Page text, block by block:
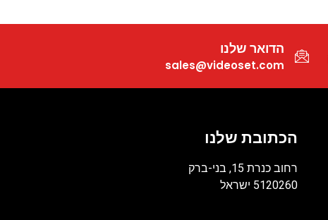
הדואר שלנו
sales@videoset.com
הכתובת שלנו
רחוב כנרת 15, בני-ברק
5120260 ישראל